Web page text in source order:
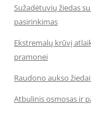
Sužadėtuvių žiedas
pasirinkimas
Ekstremalų krūvį
pramonei
Raudono aukso
Atbulinis osmosas ir